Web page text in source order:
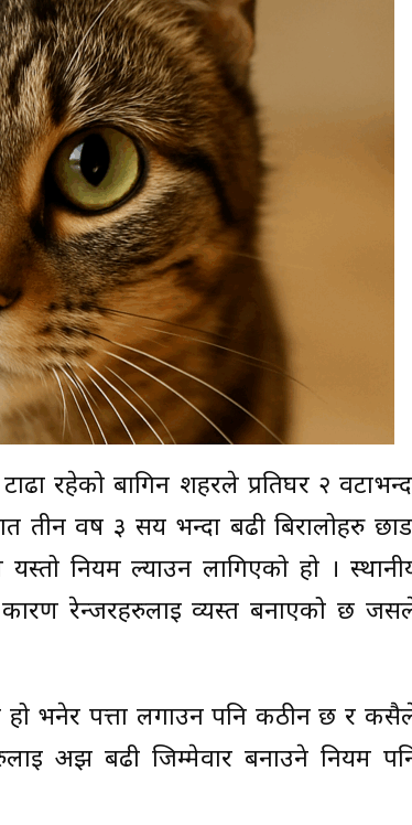
टाढा रहेको बागिन शहरले प्रतिघर २
वर्ष ३ सय भन्दा बढी बिरालोहरु
नियम ल्याउन लागिएको हो ।
कारण रेन्जरहरुलाई व्यस्त बनाएको छ
हो भनेर पत्ता लगाउन पनि कठीन छ र
अझ बढी जिम्मेवार बनाउने नियम